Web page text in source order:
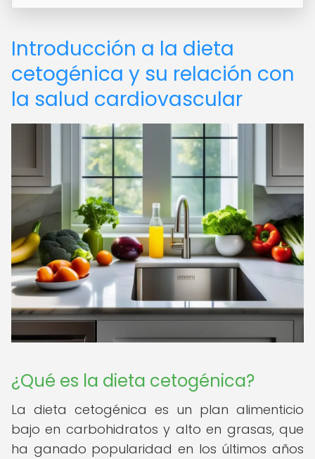
Introducción a la dieta
cetogénica y su relación con
la salud cardiovascular
¿Qué es la dieta cetogénica?
La dieta cetogénica es un plan alimenticio
bajo en carbohidratos y alto en grasas, que
ha ganado popularidad en los últimos años